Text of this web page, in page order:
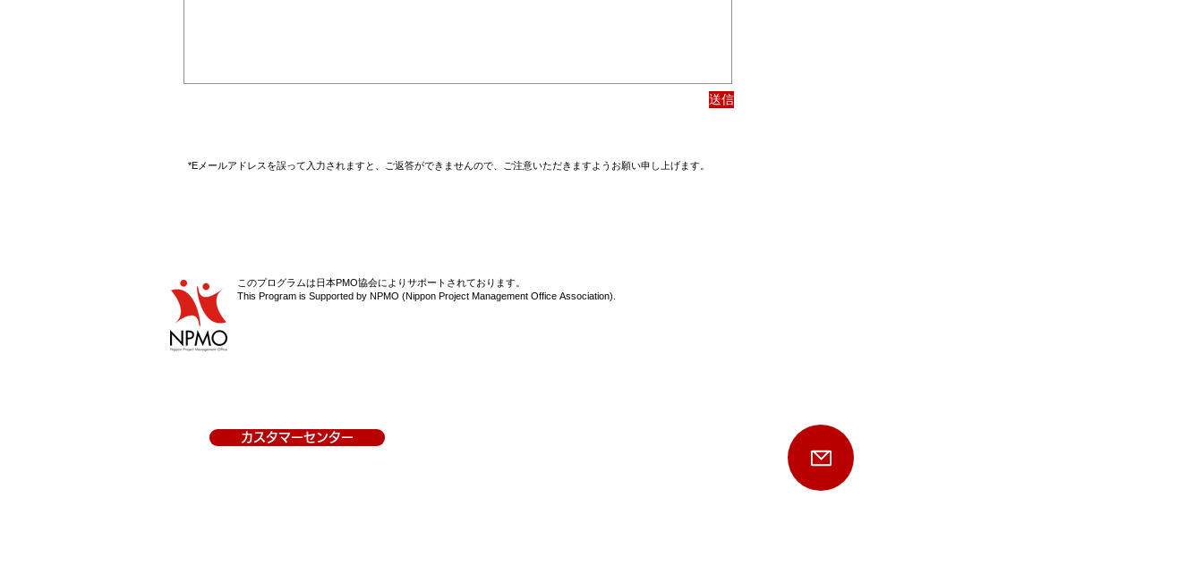
送信
*Eメールアドレスを誤って入力されますと、ご返答ができませんので、ご注意いただきますようお願い申し上げます。
このプログラムは日本PMO協会によりサポートされております。
This Program is Supported by NPMO (Nippon Project Management Office Association).
カスタマーセンター